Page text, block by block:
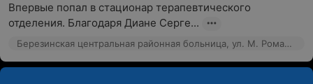
Впервые попал в стационар терапевтического
отделения. Благодаря Диане Серге...
Березинская центральная районная больница, ул. М. Романович, 6